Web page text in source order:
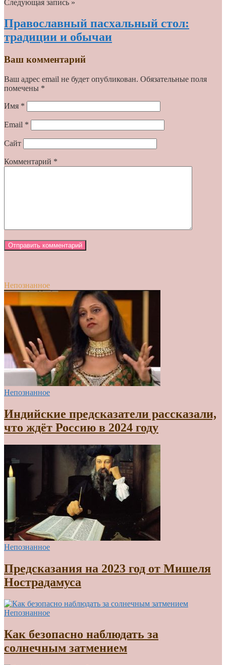
Следующая запись »
Православный пасхальный стол:
традиции и обычаи
Ваш комментарий
Ваш адрес email не будет опубликован. Обязательные поля
помечены *
Имя *
Email *
Сайт
Комментарий *
Непознанное
Непознанное
Индийские предсказатели рассказали,
что ждёт Россию в 2024 году
Непознанное
Предсказания на 2023 год от Мишеля
Нострадамуса
Непознанное
Как безопасно наблюдать за
солнечным затмением